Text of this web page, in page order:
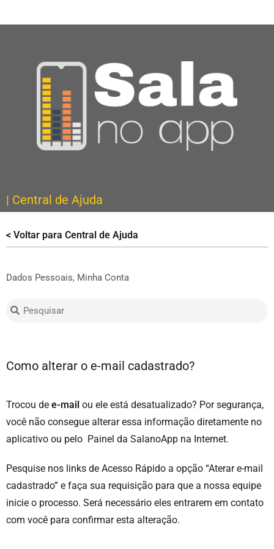
| Central de Ajuda
< Voltar para Central de Ajuda
Dados Pessoais, Minha Conta
Como alterar o e-mail cadastrado?
Trocou de e-mail ou ele está desatualizado? Por segurança,
você não consegue alterar essa informação diretamente no
aplicativo ou pelo Painel da SalanoApp na Internet.
Pesquise nos links de Acesso Rápido a opção “Aterar e-mail
cadastrado” e faça sua requisição para que a nossa equipe
inicie o processo. Será necessário eles entrarem em contato
com você para confirmar esta alteração.